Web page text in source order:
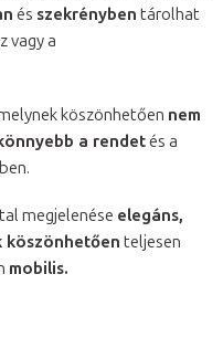
és szekrényben tárolhat
vagy a
köszönhetően nem
a rendetés a
megjelenése elegáns,
köszönhetően teljesen
mobilis.